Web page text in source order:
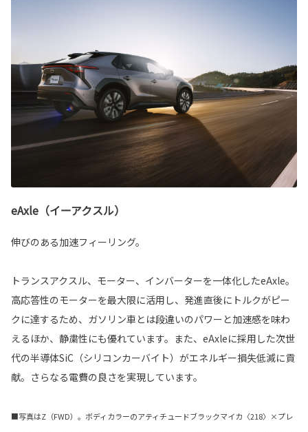
eAxle（イーアクスル）
伸びのある加速フィーリング。
トランスアクスル、モーター、インバーターを一体化したeAxle。
高応答性のモーターを最大限に活用し、発進直後にトルクがピー
クに達するため、ガソリン車とは段違いのパワーと加速感を味わ
えるほか、静粛性にも優れています。また、eAxleに採用した次世
代の半導体SiC（シリコンカーバイト）がエネルギー損失低減に貢
献。さらなる電費の良さを実現しています。
■写真はZ（FWD）。ボディカラーのアティチュードブラックマイカ〈218〉×プレ